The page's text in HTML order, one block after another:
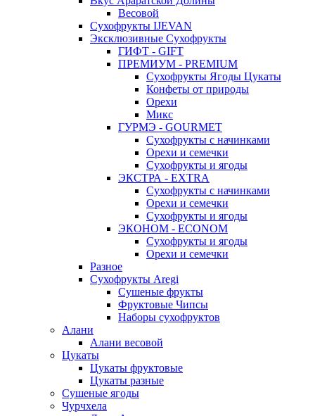
Весовой
Сухофрукты IJEVAN
Эксклюзивные Сухофрукты
ГИФТ - GIFT
ПРЕМИУМ - PREMIUM
Сухофрукты Ягоды Цукаты
Конфеты от природы
Орехи
Микс
ГУРМЭ - GOURMET
Сухофрукты с начинками
Орехи и семечки
Сухофрукты и ягоды
ЭКСТРА - EXTRA
Сухофрукты с начинками
Орехи и семечки
Сухофрукты и ягоды
ЭКОНОМ - ECONOM
Сухофрукты и ягоды
Орехи и семечки
Разное
Сухофрукты Aregi
Сушеные фрукты
Фруктовые Чипсы
Наборы сухофруктов
Алани
Алани весовой
Цукаты
Цукаты фруктовые
Цукаты разные
Сушеные ягоды
Чурчхела